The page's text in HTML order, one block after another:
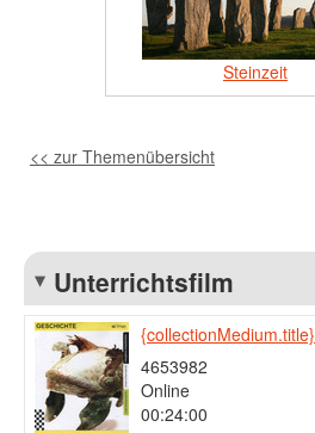
Steinzeit
<< zur Themenübersicht
Unterrichtsfilm
{collectionMedium.title}
4653982
Online
00:24:00